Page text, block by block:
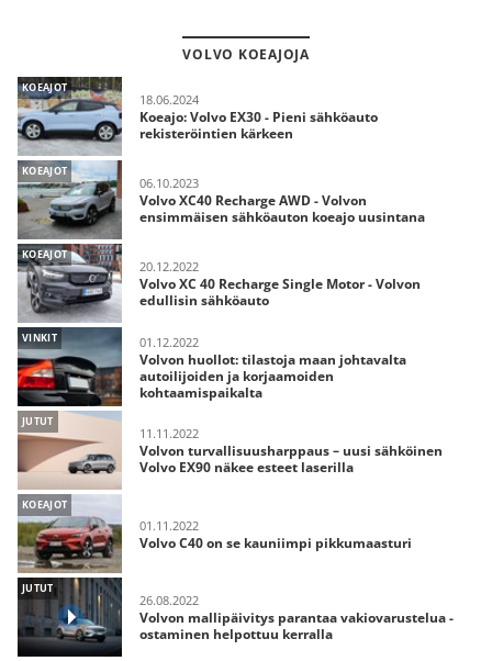
VOLVO KOEAJOJA
KOEAJOT
18.06.2024
Koeajo: Volvo EX30 - Pieni sähköauto
rekisteröintien kärkeen
KOEAJOT
06.10.2023
Volvo XC40 Recharge AWD - Volvon
ensimmäisen sähköauton koeajo uusintana
KOEAJOT
20.12.2022
Volvo XC 40 Recharge Single Motor - Volvon
edullisin sähköauto
VINKIT 01.12.2022
Volvon huollot: tilastoja maan johtavalta
autoilijoiden ja korjaamoiden
kohtaamispaikalta
JUTUT
11.11.2022
Volvon turvallisuusharppaus – uusi sähköinen
Volvo EX90 näkee esteet laserilla
KOEAJOT
01.11.2022
Volvo C40 on se kauniimpi pikkumaasturi
JUTUT
26.08.2022
Volvon mallipäivitys parantaa vakiovarustelua -
ostaminen helpottuu kerralla